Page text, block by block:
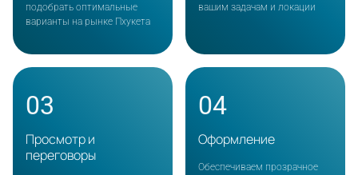
подобрать оптимальные
варианты на рынке Пхукета
вашим задачам и локации
03
Просмотр и
переговоры
04
Оформление
Обеспечиваем прозрачное